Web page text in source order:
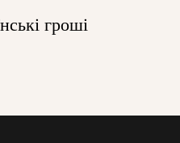
гроші